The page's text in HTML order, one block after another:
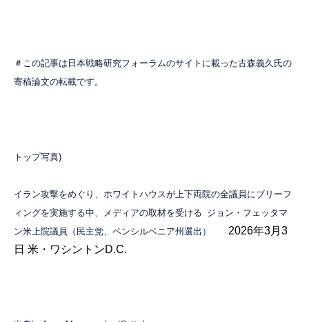
＃この記事は日本戦略研究フォーラムのサイトに載った古森義久氏の
寄稿論文の転載です。
トップ写真)
イラン攻撃をめぐり、ホワイトハウスが上下両院の全議員にブリーフ
ィングを実施する中、メディアの取材を受ける ジョン・フェッタマ
ン米上院議員（民主党、ペンシルベニア州選出）
2026年3月3
日 米・ワシントンD.C.